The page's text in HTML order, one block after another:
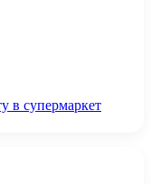
в супермаркет